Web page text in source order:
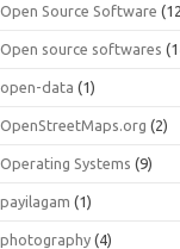
Open Source Software
Open source softwares
open-data (1)
OpenStreetMaps.org (2)
Operating Systems (9)
payilagam (1)
photography (4)